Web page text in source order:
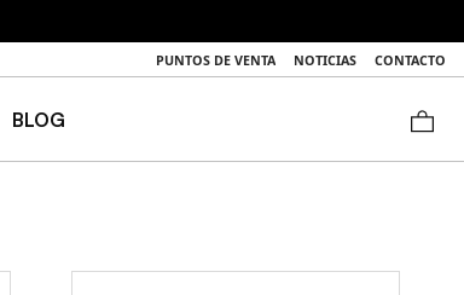
PUNTOS DE VENTA NOTICIAS CONTACTO
BLOG